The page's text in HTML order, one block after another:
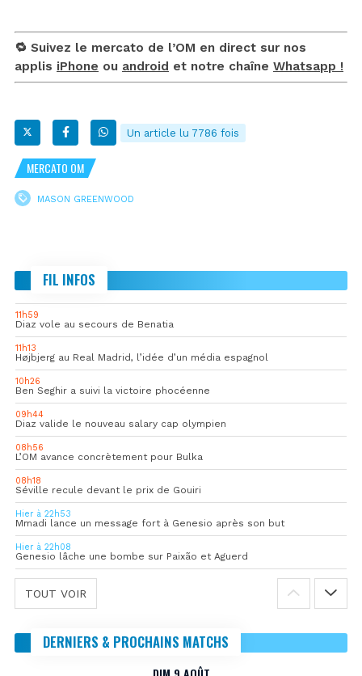
🔁 Suivez le mercato de l’OM en direct sur nos
applis iPhone ou android et notre chaîne Whatsapp !
Un article lu 7786 fois
MERCATO OM
MASON GREENWOOD
FIL INFOS
11h59
Diaz vole au secours de Benatia
11h13
Højbjerg au Real Madrid, l’idée d’un média espagnol
10h26
Ben Seghir a suivi la victoire phocéenne
09h44
Diaz valide le nouveau salary cap olympien
08h56
L’OM avance concrètement pour Bulka
08h18
Séville recule devant le prix de Gouiri
Hier à 22h53
Mmadi lance un message fort à Genesio après son but
Hier à 22h08
Genesio lâche une bombe sur Paixão et Aguerd
TOUT VOIR
DERNIERS & PROCHAINS MATCHS